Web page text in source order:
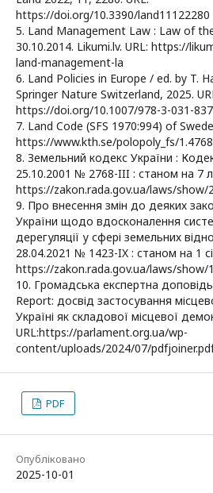
https://doi.org/10.3390/land11122280
5. Land Management Law : Law of
30.10.2014. Likumi.lv. URL: https://
land-management-la
6. Land Policies in Europe / ed. by T.
Springer Nature Switzerland, 2025.
https://doi.org/10.1007/978-3-031-
7. Land Code (SFS 1970:994) of
https://www.kth.se/polopoly_fs/
8. Земельний кодекс України :
25.10.2001 № 2768-III : станом на 7
https://zakon.rada.gov.ua/laws/show/
9. Про внесення змін до деяких
України щодо вдосконалення
дерегуляції у сфері земельних
28.04.2021 № 1423-IX : станом на 1
https://zakon.rada.gov.ua/laws/show/
10. Громадська експертна
Report: досвід застосування
Україні як складової місцевої
URL:https://parlament.org.ua/wp-
content/uploads/2024/07/
PDF
Опубліковано
2025-10-01